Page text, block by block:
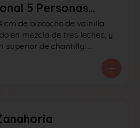
5 Personas
cm de bizcocho de vainilla
en mezcla de tres leches, y
superior de chantilly.